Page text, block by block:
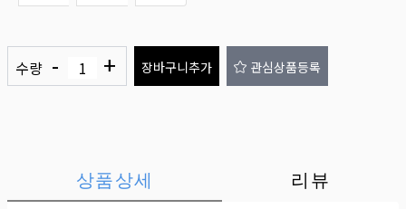
수량 - + 장바구니추가 관심상품등록
상품상세 리뷰